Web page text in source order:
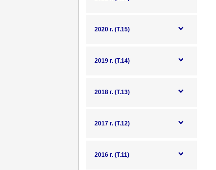
2020 г. (Т.15)
2019 г. (Т.14)
2018 г. (Т.13)
2017 г. (Т.12)
2016 г. (Т.11)